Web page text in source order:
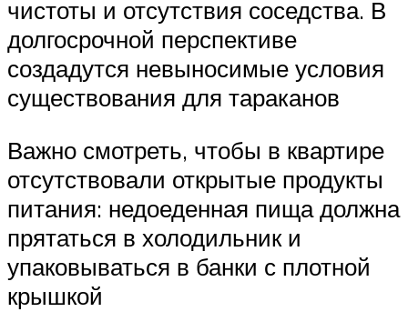
чистоты и отсутствия соседства. В
долгосрочной перспективе
создадутся невыносимые условия
существования для тараканов
Важно смотреть, чтобы в квартире
отсутствовали открытые продукты
питания: недоеденная пища должна
прятаться в холодильник и
упаковываться в банки с плотной
крышкой